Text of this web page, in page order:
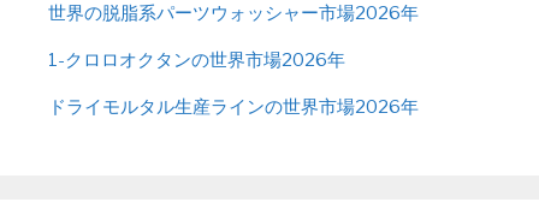
世界の脱脂系パーツウォッシャー市場2026年
1-クロロオクタンの世界市場2026年
ドライモルタル生産ラインの世界市場2026年